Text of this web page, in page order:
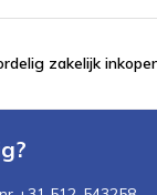
zakelijk